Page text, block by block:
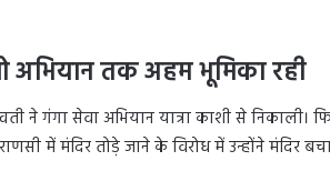
अभियान तक अहम भूमिकारही
ने गंगा सेवा अभियान यात्रा काशी से निकाली।
में मंदिर तोड़े जाने के विरोध में उन्होंने